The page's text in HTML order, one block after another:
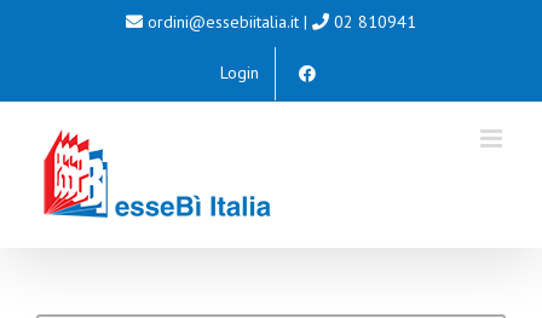
ordini@essebiitalia.it | 02 810941
Login